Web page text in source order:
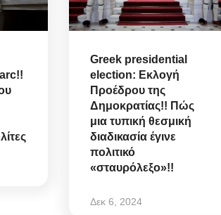
Greek presidential
election: Εκλογή
Προέδρου της
Δημοκρατίας!! Πώς
μια τυπική θεσμική
διαδικασία έγινε
πολιτικό
«σταυρόλεξο»!!
Δεκ 6, 2024